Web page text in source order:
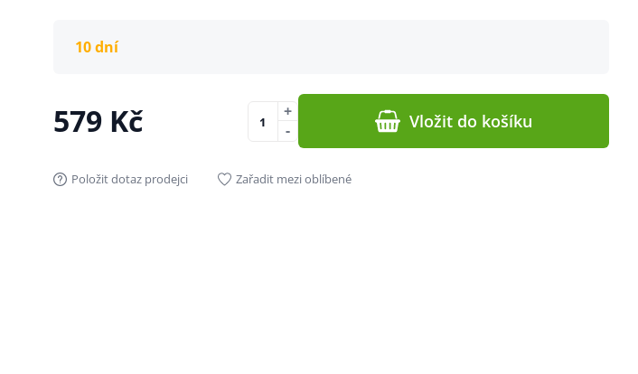
10 dní
579 Kč -
+ Vložit do košíku
Položit dotaz prodejci Zařadit mezi oblíbené